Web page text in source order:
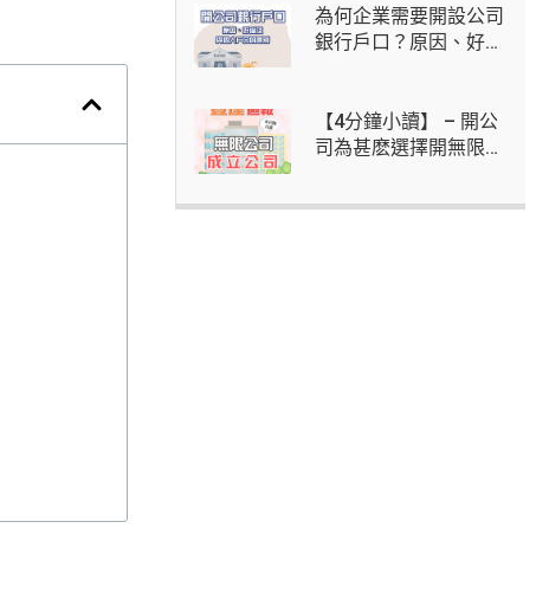
為何企業需要開設公司
銀行戶口？原因、好
【4分鐘小讀】 – 開公
司為甚麽選擇開無限公